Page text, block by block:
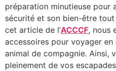
préparation minutieuse pour
sécurité et son bien-être
cet article de l’ACCCF, nous
accessoires pour voyager
animal de compagnie. Ainsi,
pleinement de vos